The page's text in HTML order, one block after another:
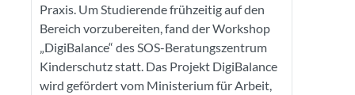
Praxis. Um Studierende frühzeitig auf den
Bereich vorzubereiten, fand der Workshop
„DigiBalance“ des SOS-Beratungszentrum
Kinderschutz statt. Das Projekt DigiBalance
wird gefördert vom Ministerium für Arbeit,